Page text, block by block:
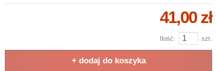
41,00 zł
Ilość: szt.
+ dodaj do koszyka